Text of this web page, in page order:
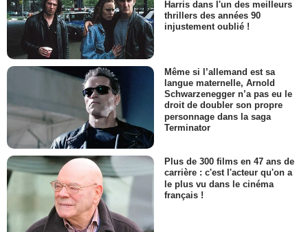
Harris dans l'un des meilleurs
thrillers des années 90
injustement oublié !
Même si l’allemand est sa
langue maternelle, Arnold
Schwarzenegger n’a pas eu le
droit de doubler son propre
personnage dans la saga
Terminator
Plus de 300 films en 47 ans de
carrière : c'est l'acteur qu'on a
le plus vu dans le cinéma
français !